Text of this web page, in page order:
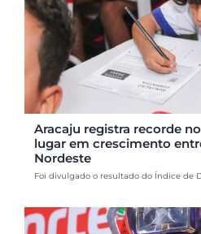
Aracaju registra recorde
lugar em crescimento
Nordeste
Foi divulgado o resultado do Índice de